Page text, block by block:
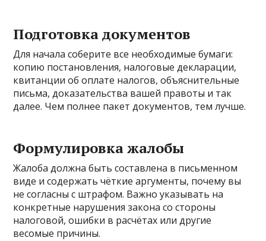
Подготовка документов
Для начала соберите все необходимые бумаги:
копию постановления, налоговые декларации,
квитанции об оплате налогов, объяснительные
письма, доказательства вашей правоты и так
далее. Чем полнее пакет документов, тем лучше.
Формулировка жалобы
Жалоба должна быть составлена в письменном
виде и содержать чёткие аргументы, почему вы
не согласны с штрафом. Важно указывать на
конкретные нарушения закона со стороны
налоговой, ошибки в расчётах или другие
весомые причины.